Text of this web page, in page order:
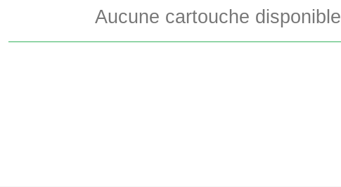
Aucune cartouche disponible